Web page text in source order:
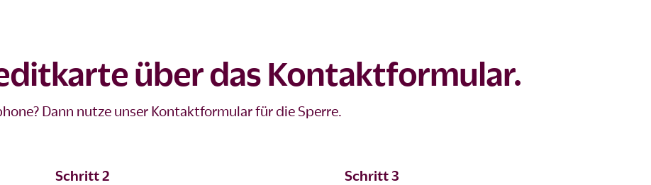
über das Kontaktformular.
Dann nutze unser Kontaktformular für die Sperre.
Schritt 2 Schritt 3